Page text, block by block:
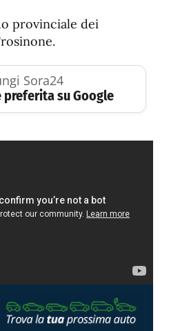
provinciale dei
Sora24
preferita su Google